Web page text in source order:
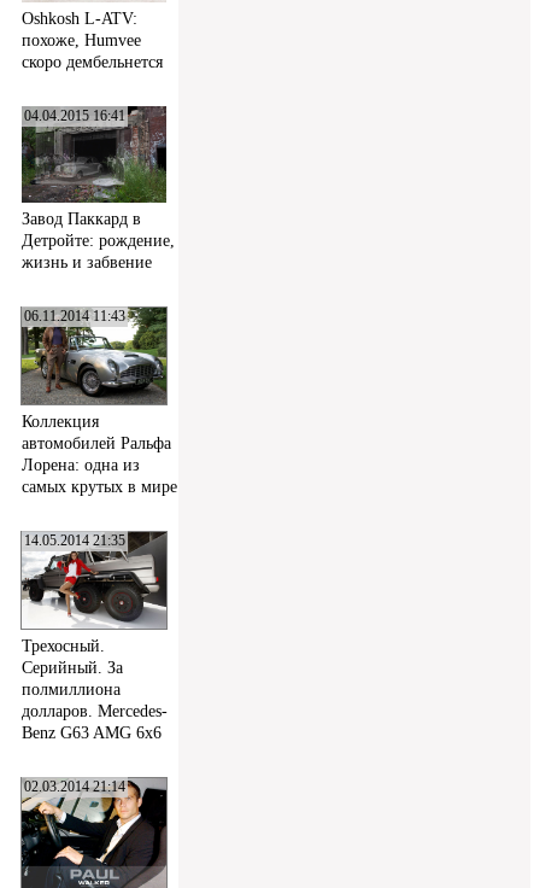
Oshkosh L-ATV:
похоже, Humvee
скоро дембельнется
04.04.2015 16:41
Завод Паккард в
Детройте: рождение,
жизнь и забвение
06.11.2014 11:43
Коллекция
автомобилей Ральфа
Лорена: одна из
самых крутых в мире
14.05.2014 21:35
Трехосный.
Серийный. За
полмиллиона
долларов. Mercedes-
Benz G63 AMG 6x6
02.03.2014 21:14